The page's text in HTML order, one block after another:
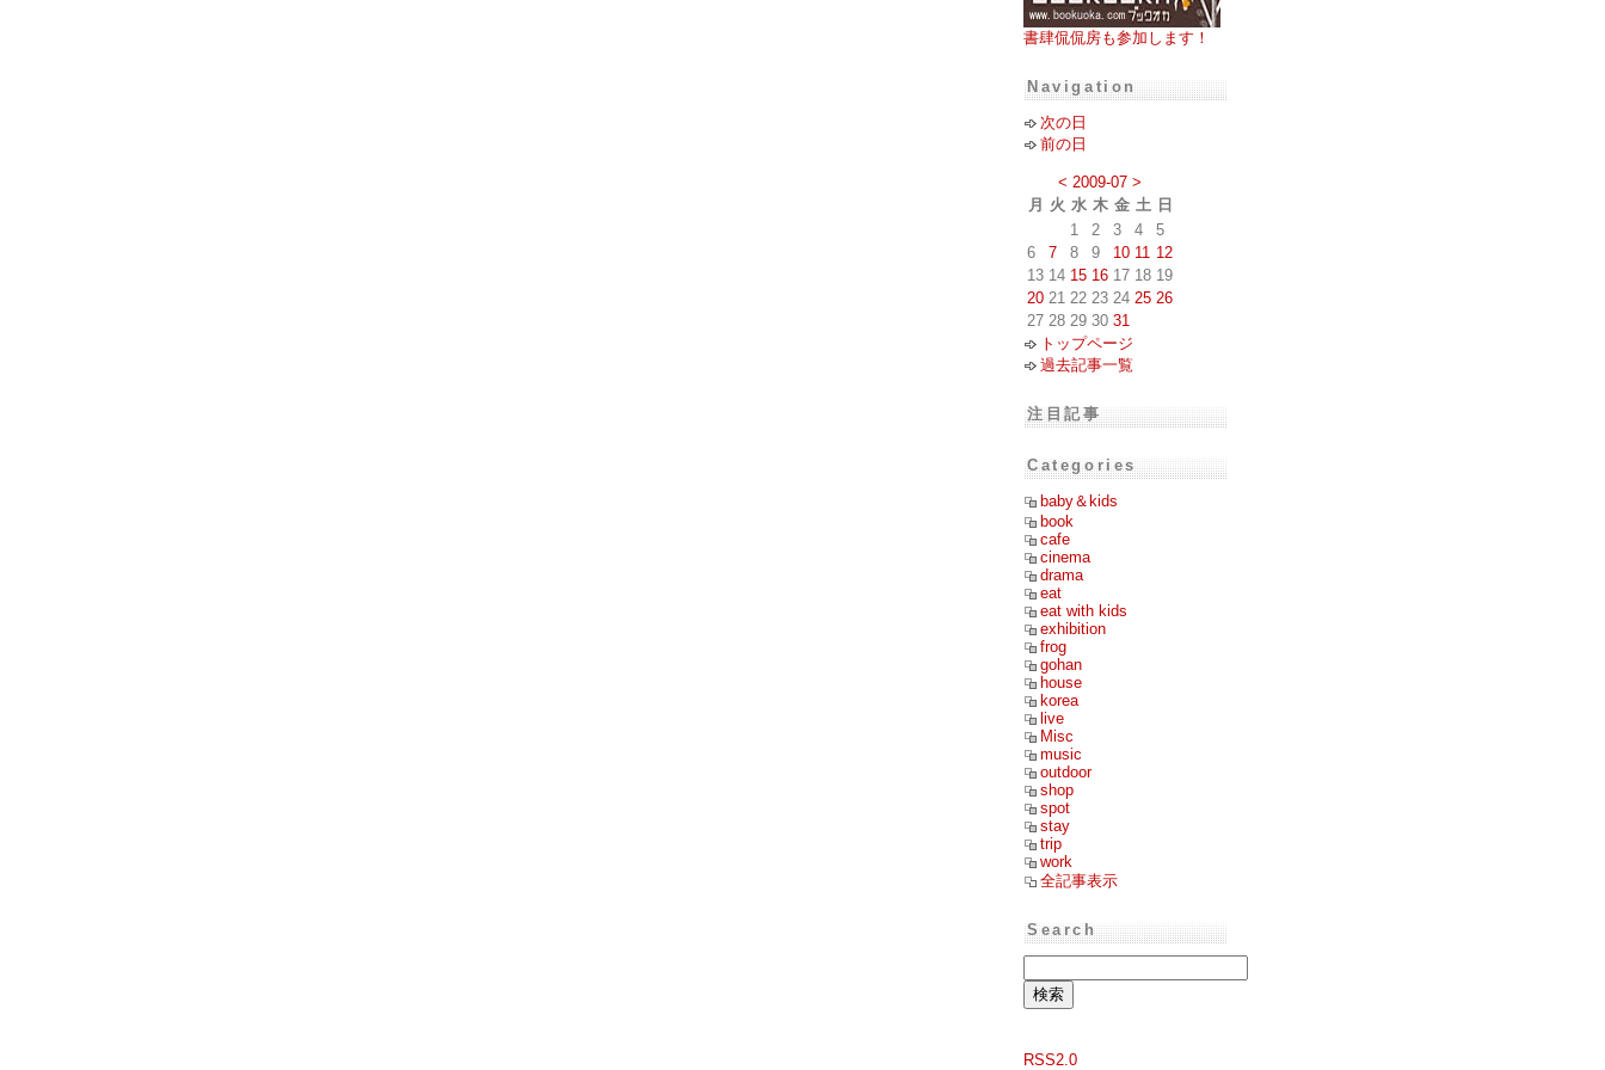
書肆侃侃房も参加します！
Navigation
次の日
前の日
< 2009-07 >
月
火 水 木 金 土 日
1
2 3 4
5
6
7 8 9 10 11 12
13 14 15 16 17 18 19
20 21 22 23 24 25 26
27 28 29 30 31
トップページ
過去記事一覧
注目記事
Categories
baby＆kids
book
cafe
cinema
drama
eat
eat with kids
exhibition
frog
gohan
house
korea
live
Misc
music
outdoor
shop
spot
stay
trip
work
全記事表示
Search
RSS2.0